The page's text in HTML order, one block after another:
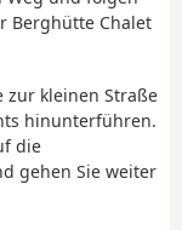
Berghütte Chalet
zur kleinen Straße
hinunterführen.
die
gehen Sie weiter